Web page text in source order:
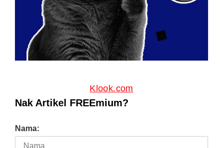
Klook.com
Nak Artikel FREEmium?
Nama: